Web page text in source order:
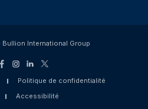
Bullion International Group
Politique de confidentialité
Accessibilité